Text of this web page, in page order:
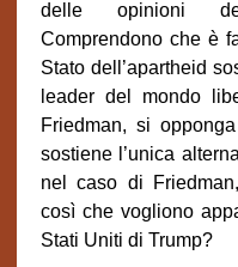
delle opinioni
Comprendono che è
Stato dell’apartheid
leader del mondo
Friedman, si
sostiene l’unica
nel caso di
così che vogliono
Stati Uniti di Trump?